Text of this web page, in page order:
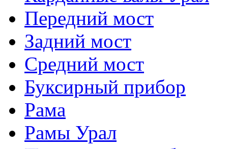
Передний мост
Задний мост
Средний мост
Буксирный прибор
Рама
Рамы Урал